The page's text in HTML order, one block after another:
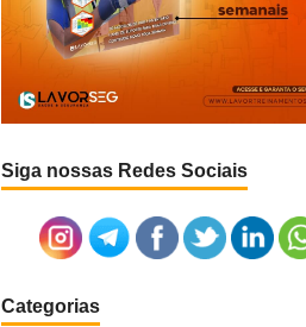
Siga nossas Redes Sociais
Categorias